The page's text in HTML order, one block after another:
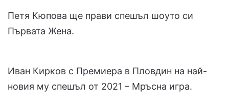
Петя Кюпова ще прави спешъл шоуто си
Първата Жена.
Иван Кирков с Премиера в Пловдин на най-
новия му спешъл от 2021 – Мръсна игра.